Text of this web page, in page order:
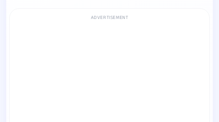
ADVERTISEMENT